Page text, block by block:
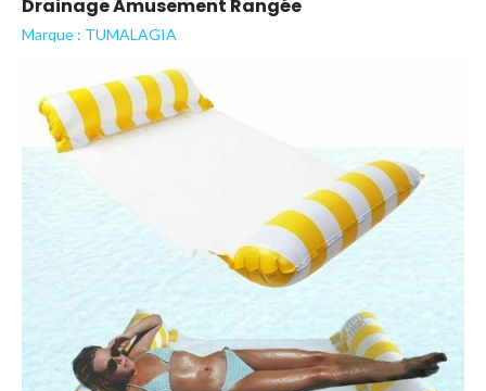
Drainage Amusement Rangée
Marque : TUMALAGIA